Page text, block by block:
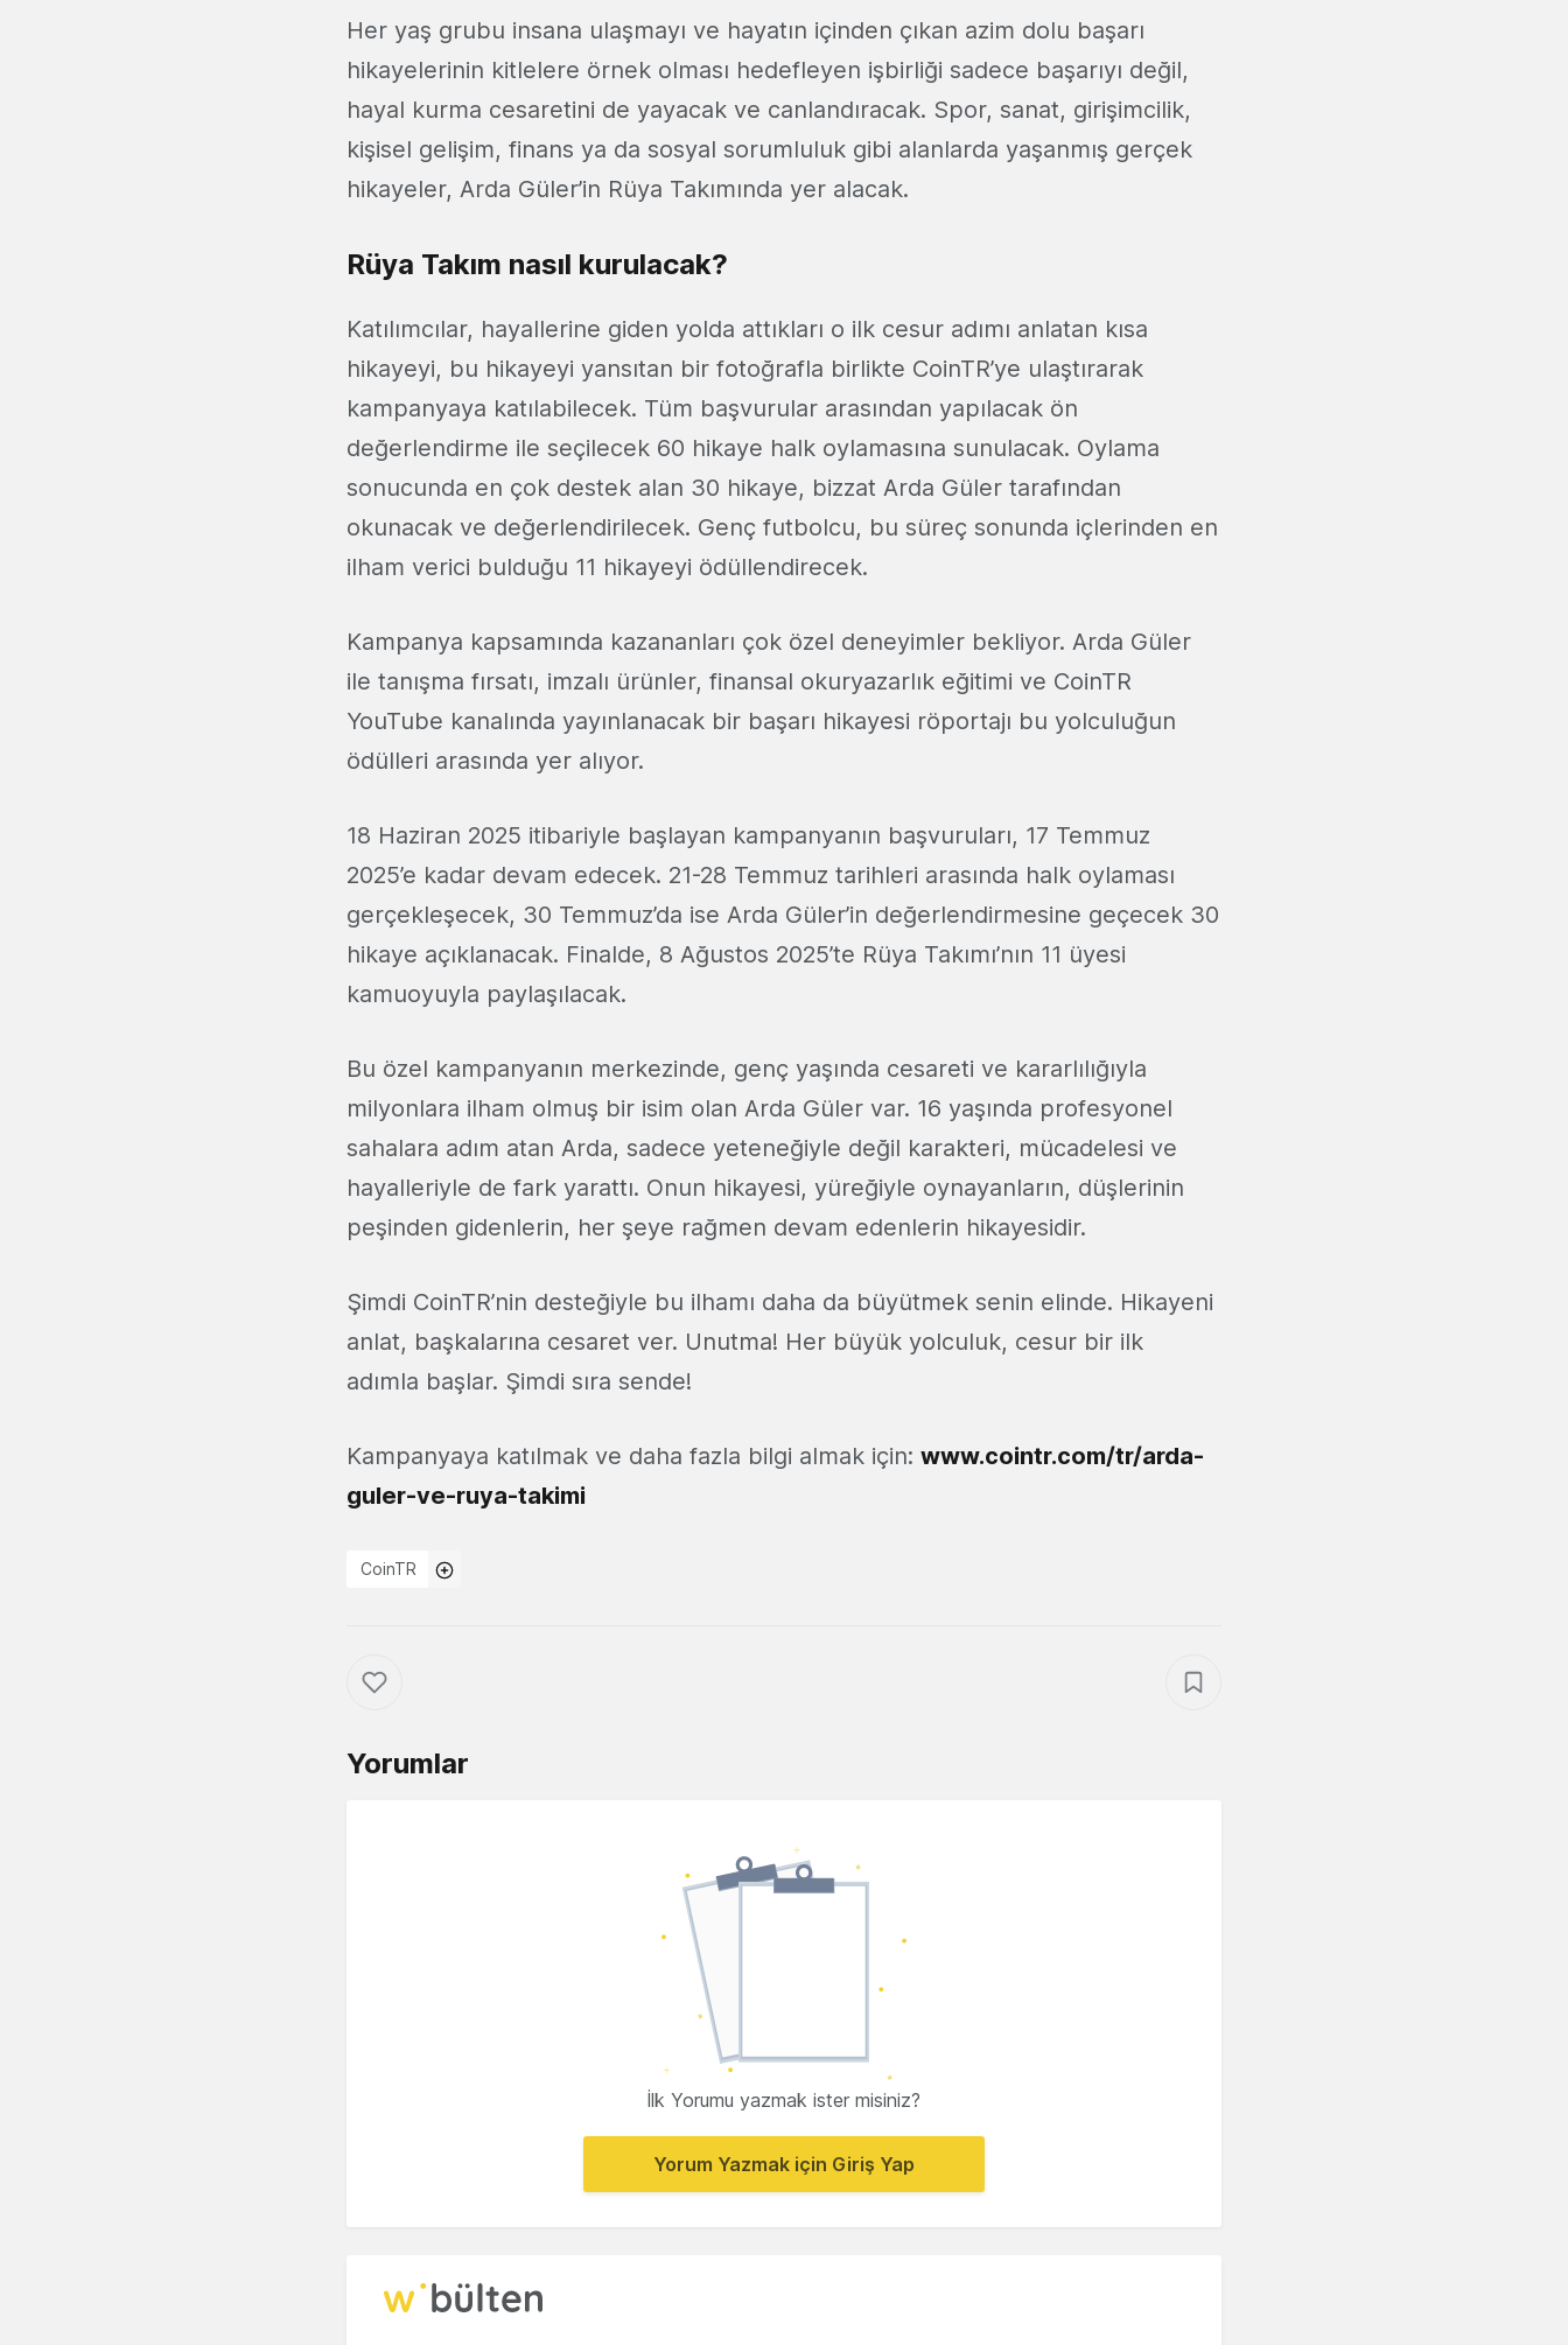
Her yaş grubu insana ulaşmayı ve hayatın içinden çıkan azim dolu başarı
hikayelerinin kitlelere örnek olması hedefleyen işbirliği sadece başarıyı değil,
hayal kurma cesaretini de yayacak ve canlandıracak. Spor, sanat, girişimcilik,
kişisel gelişim, finans ya da sosyal sorumluluk gibi alanlarda yaşanmış gerçek
hikayeler, Arda Güler’in Rüya Takımında yer alacak.
Rüya Takım nasıl kurulacak?
Katılımcılar, hayallerine giden yolda attıkları o ilk cesur adımı anlatan kısa
hikayeyi, bu hikayeyi yansıtan bir fotoğrafla birlikte CoinTR’ye ulaştırarak
kampanyaya katılabilecek. Tüm başvurular arasından yapılacak ön
değerlendirme ile seçilecek 60 hikaye halk oylamasına sunulacak. Oylama
sonucunda en çok destek alan 30 hikaye, bizzat Arda Güler tarafından
okunacak ve değerlendirilecek. Genç futbolcu, bu süreç sonunda içlerinden en
ilham verici bulduğu 11 hikayeyi ödüllendirecek.
Kampanya kapsamında kazananları çok özel deneyimler bekliyor. Arda Güler
ile tanışma fırsatı, imzalı ürünler, finansal okuryazarlık eğitimi ve CoinTR
YouTube kanalında yayınlanacak bir başarı hikayesi röportajı bu yolculuğun
ödülleri arasında yer alıyor.
18 Haziran 2025 itibariyle başlayan kampanyanın başvuruları, 17 Temmuz
2025’e kadar devam edecek. 21-28 Temmuz tarihleri arasında halk oylaması
gerçekleşecek, 30 Temmuz’da ise Arda Güler’in değerlendirmesine geçecek 30
hikaye açıklanacak. Finalde, 8 Ağustos 2025’te Rüya Takımı’nın 11 üyesi
kamuoyuyla paylaşılacak.
Bu özel kampanyanın merkezinde, genç yaşında cesareti ve kararlılığıyla
milyonlara ilham olmuş bir isim olan Arda Güler var. 16 yaşında profesyonel
sahalara adım atan Arda, sadece yeteneğiyle değil karakteri, mücadelesi ve
hayalleriyle de fark yarattı. Onun hikayesi, yüreğiyle oynayanların, düşlerinin
peşinden gidenlerin, her şeye rağmen devam edenlerin hikayesidir.
Şimdi CoinTR’nin desteğiyle bu ilhamı daha da büyütmek senin elinde. Hikayeni
anlat, başkalarına cesaret ver. Unutma! Her büyük yolculuk, cesur bir ilk
adımla başlar. Şimdi sıra sende!
Kampanyaya katılmak ve daha fazla bilgi almak için: www.cointr.com/tr/arda-
guler-ve-ruya-takimi
CoinTR
Yorumlar
İlk Yorumu yazmak ister misiniz?
Yorum Yazmak için Giriş Yap